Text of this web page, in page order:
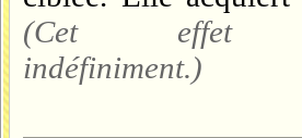
(Cet effet
indéfiniment.)